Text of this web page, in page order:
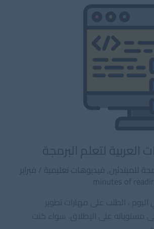
العربية لتعلم البرمجة
للمبتدئين, فيديوهات تعليمية / فبراير